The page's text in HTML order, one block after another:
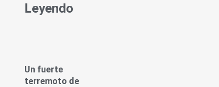
Leyendo
Un fuerte
terremoto de